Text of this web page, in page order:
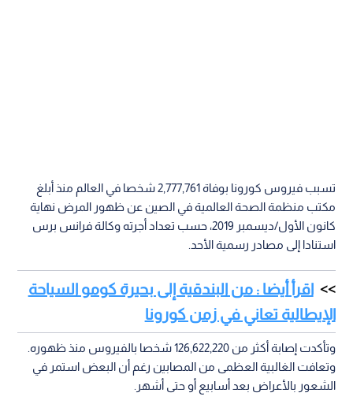
تسبب فيروس كورونا بوفاة 2,777,761 شخصا في العالم منذ أبلغ
مكتب منظمة الصحة العالمية في الصين عن ظهور المرض نهاية
كانون الأول/ديسمبر 2019، حسب تعداد أجرته وكالة فرانس برس
استنادا إلى مصادر رسمية الأحد.
اقرأ أيضا : من البندقية إلى بحيرة كومو السياحة
الإيطالية تعاني في زمن كورونا
وتأكدت إصابة أكثر من 126,622,220 شخصا بالفيروس منذ ظهوره.
وتعافت الغالبية العظمى من المصابين رغم أن البعض استمر في
الشعور بالأعراض بعد أسابيع أو حتى أشهر.